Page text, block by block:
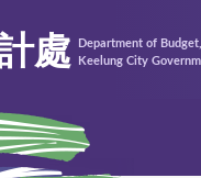
處
Department of
Keelung City